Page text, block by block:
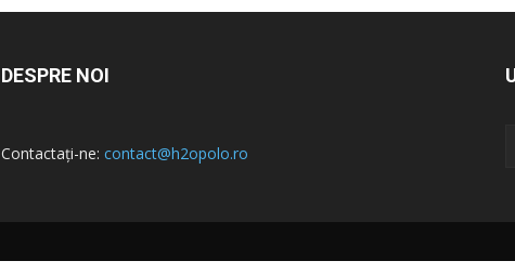
DESPRE NOI
Contactați-ne: contact@h2opolo.ro